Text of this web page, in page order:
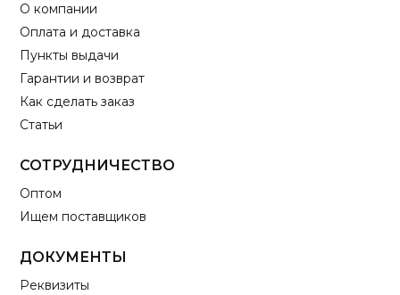
О компании
Оплата и доставка
Пункты выдачи
Гарантии и возврат
Как сделать заказ
Статьи
СОТРУДНИЧЕСТВО
Оптом
Ищем поставщиков
ДОКУМЕНТЫ
Реквизиты